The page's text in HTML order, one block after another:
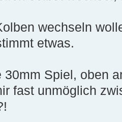
wechseln
etwas.
Spiel, oben
fast unmöglich